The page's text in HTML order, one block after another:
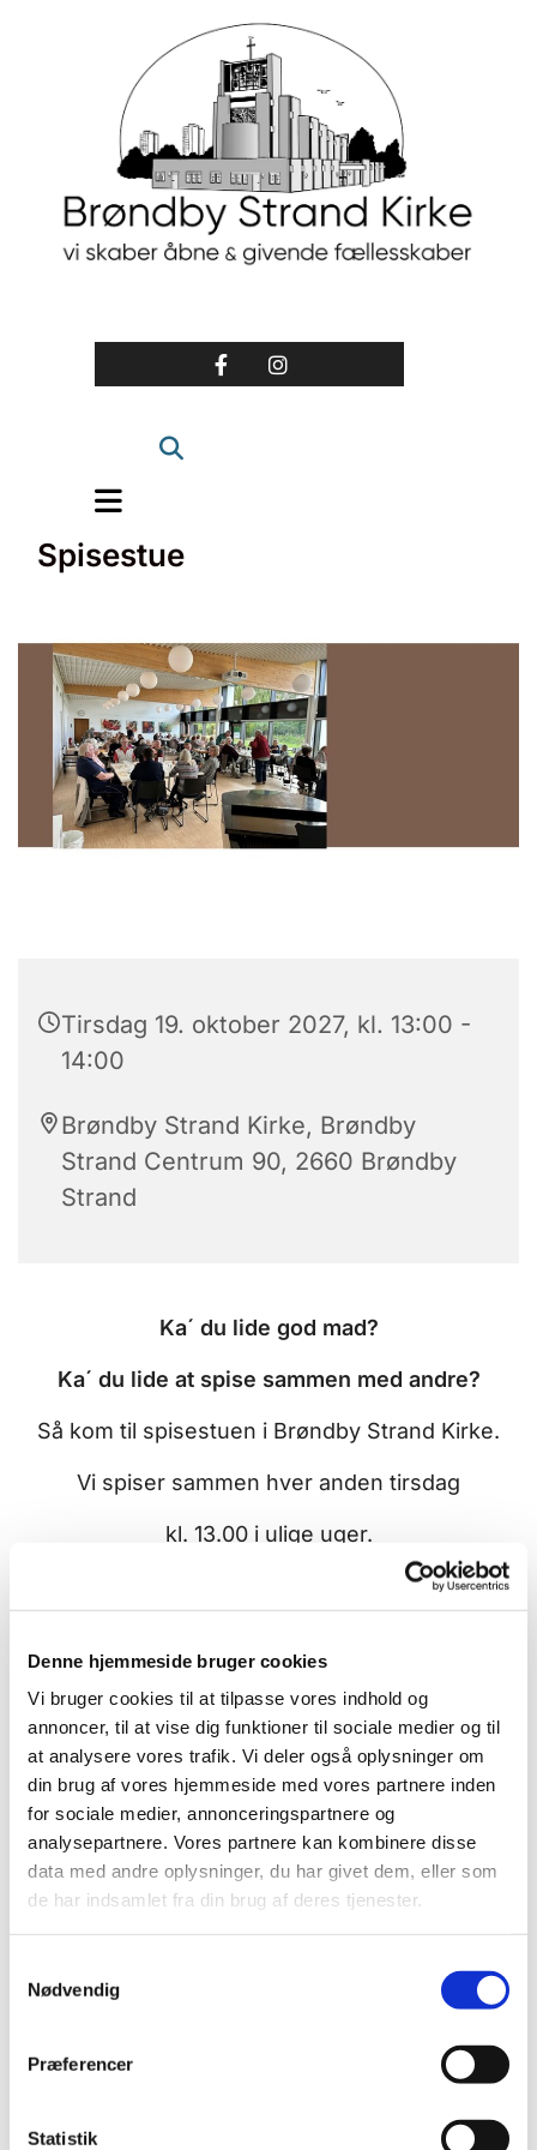
Denne hjemmeside bruger cookies
Vi bruger cookies til at tilpasse vores indhold og
annoncer, til at vise dig funktioner til sociale medier og til
at analysere vores trafik. Vi deler også oplysninger om
din brug af vores hjemmeside med vores partnere inden
for sociale medier, annonceringspartnere og
analysepartnere. Vores partnere kan kombinere disse
data med andre oplysninger, du har givet dem, eller som
de har indsamlet fra din brug af deres tjenester.
Nødvendig
Præferencer
Statistik
Spisestue
Tirsdag 19. oktober 2027, kl. 13:00 -
14:00
Brøndby Strand Kirke, Brøndby
Strand Centrum 90, 2660 Brøndby
Strand
Ka´ du lide god mad?
Ka´ du lide at spise sammen med andre?
Så kom til spisestuen i Brøndby Strand Kirke.
Vi spiser sammen hver anden tirsdag
kl. 13.00 i ulige uger.
Du er velkommen uanset om du er ung,
gammel,
ensom, hjemløs, gift eller ? ?
Tro det eller lad være,
vi er faktisk 80 spisende mennesker du kan
tale med.
Som regel er det god gammeldags mad vi
får, men det hænder at vi som grøn kirke
hjemmeside eller hent den i kirken.
Du kan være helt sikker på at finde en at